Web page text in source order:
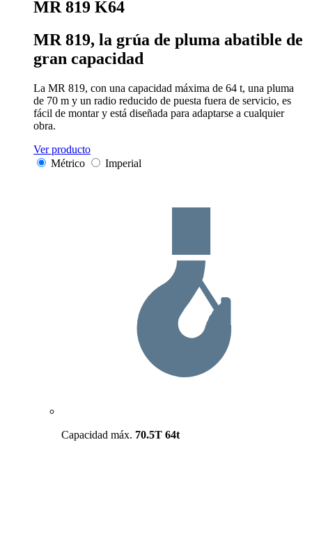
MR 819 K64
MR 819, la grúa de pluma abatible de
gran capacidad
La MR 819, con una capacidad máxima de 64 t, una pluma
de 70 m y un radio reducido de puesta fuera de servicio, es
fácil de montar y está diseñada para adaptarse a cualquier
obra.
Ver producto
Métrico
Imperial
Capacidad máx. 70.5T 64t